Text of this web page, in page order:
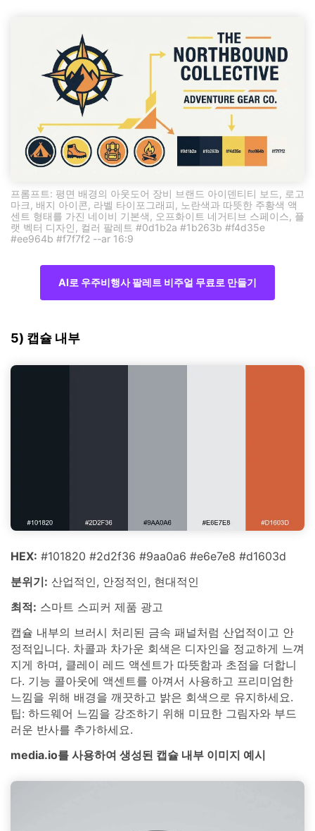
프롬프트: 평면 배경의 아웃도어 장비 브랜드 아이덴티티 보드, 로고
마크, 배지 아이콘, 라벨 타이포그래피, 노란색과 따뜻한 주황색 액
센트 형태를 가진 네이비 기본색, 오프화이트 네거티브 스페이스, 플
랫 벡터 디자인, 컬러 팔레트 #0d1b2a #1b263b #f4d35e
#ee964b #f7f7f2 --ar 16:9
AI로 우주비행사 팔레트 비주얼 무료로 만들기
5) 캡슐 내부
HEX: #101820 #2d2f36 #9aa0a6 #e6e7e8 #d1603d
분위기: 산업적인, 안정적인, 현대적인
최적: 스마트 스피커 제품 광고
캡슐 내부의 브러시 처리된 금속 패널처럼 산업적이고 안
정적입니다. 차콜과 차가운 회색은 디자인을 정교하게 느껴
지게 하며, 클레이 레드 액센트가 따뜻함과 초점을 더합니
다. 기능 콜아웃에 액센트를 아껴서 사용하고 프리미엄한
느낌을 위해 배경을 깨끗하고 밝은 회색으로 유지하세요.
팁: 하드웨어 느낌을 강조하기 위해 미묘한 그림자와 부드
러운 반사를 추가하세요.
media.io를 사용하여 생성된 캡슐 내부 이미지 예시